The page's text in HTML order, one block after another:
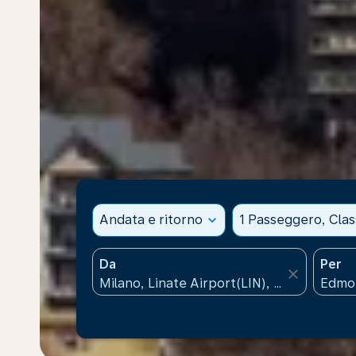
Andata e ritorno expand_more 1 Passeggero,
Da
close
Per